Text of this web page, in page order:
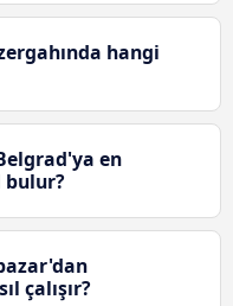
hangi
en
bulur?
çalışır?